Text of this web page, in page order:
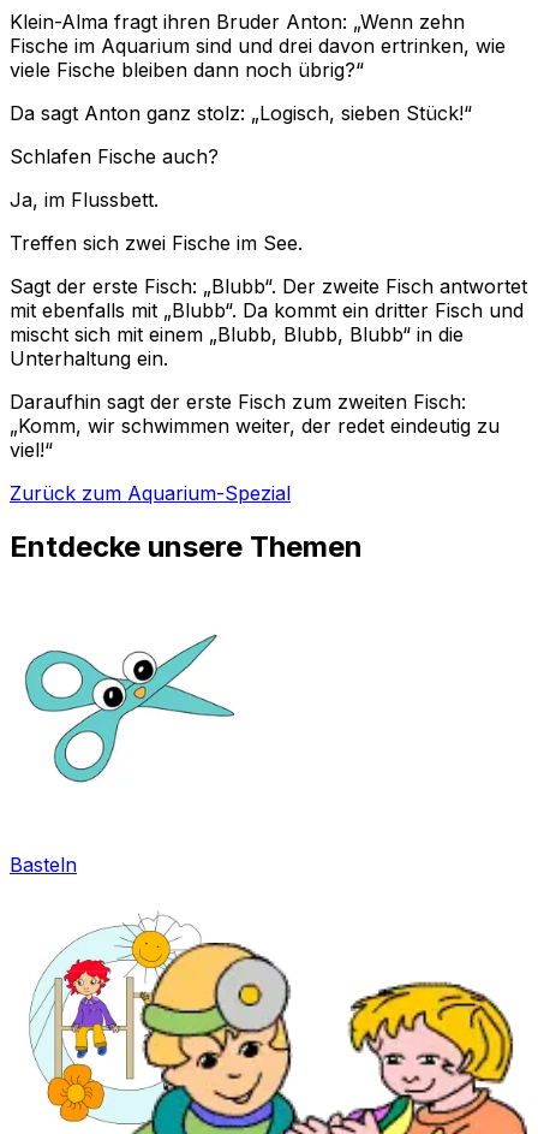
Klein-Alma fragt ihren Bruder Anton: „Wenn zehn
Fische im Aquarium sind und drei davon ertrinken, wie
viele Fische bleiben dann noch übrig?“
Da sagt Anton ganz stolz: „Logisch, sieben Stück!“
Schlafen Fische auch?
Ja, im Flussbett.
Treffen sich zwei Fische im See.
Sagt der erste Fisch: „Blubb“. Der zweite Fisch antwortet
mit ebenfalls mit „Blubb“. Da kommt ein dritter Fisch und
mischt sich mit einem „Blubb, Blubb, Blubb“ in die
Unterhaltung ein.
Daraufhin sagt der erste Fisch zum zweiten Fisch:
„Komm, wir schwimmen weiter, der redet eindeutig zu
viel!“
Zurück zum Aquarium-Spezial
Entdecke unsere Themen
Basteln